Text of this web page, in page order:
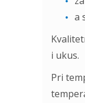
a
i ukus.
Pri